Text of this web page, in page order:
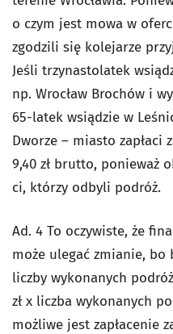
o czym jest mowa w
zgodzili się kolejarze
Jeśli trzynastolatek
np. Wrocław Brochów i
65-latek wsiądzie w
Dworze – miasto zapłaci
9,40 zł brutto, ponieważ
ci, którzy odbyli podróż.
Ad. 4 To oczywiste, że
może ulegać zmianie, bo
liczby wykonanych
zł x liczba wykonanych
możliwe jest zapłacenie